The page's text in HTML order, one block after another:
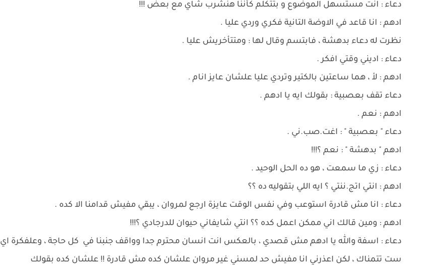
دعاء : انت مستسهل الموضوع و بتتكلم كأننا هنشرب شاي مع بعض !!!
ادهم : انا قاعد في الاوضة التانية فكري وردي عليا .
نظرت له دعاء بدهشة ، فابتسم وقال لها : ومتتأخريش عليا .
دعاء : اديني وقتي افكر .
ادهم : لأ ، هما ساعتين بالكتير وتردي عليا علشان عايز انام .
دعاء تقف بعصبية : بقولك ايه يا ادهم .
ادهم : نعم .
دعاء " بعصبية " : اغت.صب.ني .
ادهم " بدهشة " : نعم ؟!!!
دعاء : زي ما سمعت ، هو ده الحل الوحيد .
ادهم : انتي اتج.ننتي ؟ ايه اللي بتقوليه ده ؟؟
دعاء : انا مش قادرة استوعب وفي نفس الوقت عايزة ارجع لمروان ، يبقي مفيش قدامنا الا كده .
ادهم : ومين قالك اني ممكن اعمل كده ؟؟ انتي شايفاني حيوان للدرجادي ؟!!!
دعاء : اسفة والله يا ادهم مش قصدي ، بالعكس انت انسان محترم جدا وواقف جنبنا في كل حاجة ، وعلفكرة اي
ست تتمناك ، لكن اعذرني انا مفيش حد لمسني غير مروان علشان كده مش قادرة !! علشان كده بقولك